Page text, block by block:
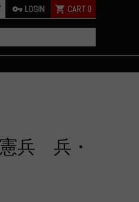
vpn_key LOGIN shopping_cart CART 0
兵 兵・